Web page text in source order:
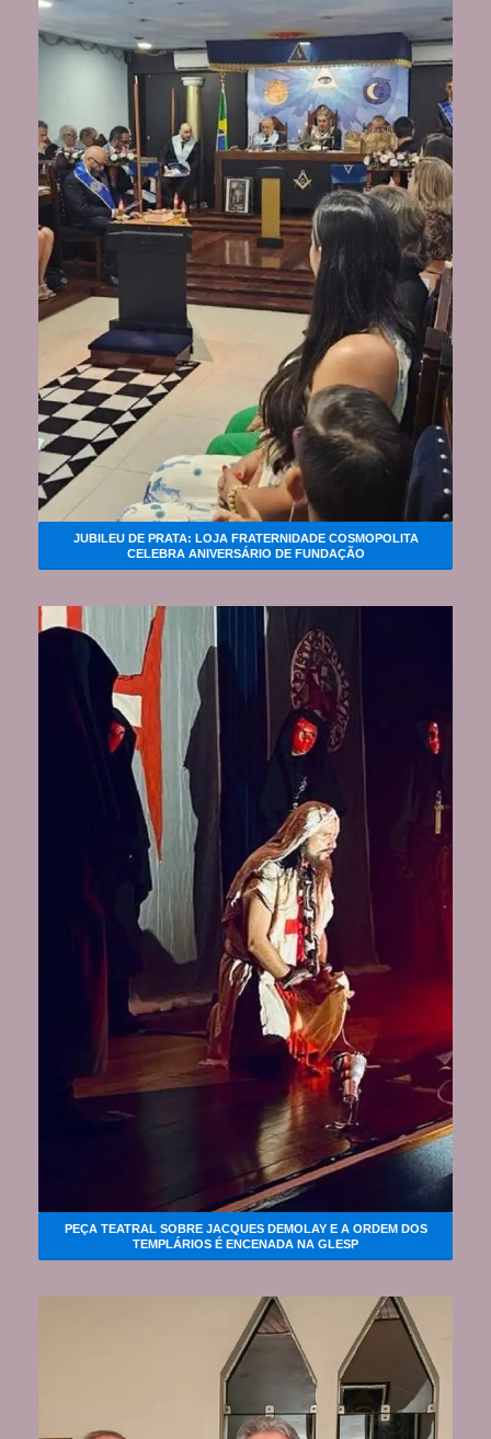
JUBILEU DE PRATA: LOJA FRATERNIDADE COSMOPOLITA
CELEBRA ANIVERSÁRIO DE FUNDAÇÃO
PEÇA TEATRAL SOBRE JACQUES DEMOLAY E A ORDEM DOS
TEMPLÁRIOS É ENCENADA NA GLESP